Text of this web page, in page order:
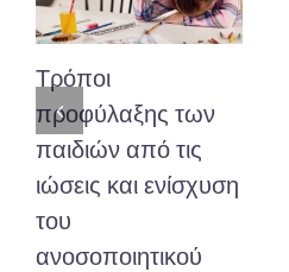
Τρόποι
προφύλαξης των
παιδιών από τις
ιώσεις και ενίσχυση
του
ανοσοποιητικού